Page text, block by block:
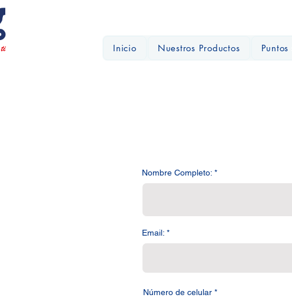
Inicio Nuestros Productos
Nombre Completo:
Email:
Número de celular